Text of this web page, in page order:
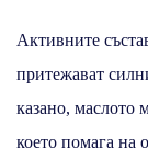
Активните
притежават
казано, маслото
което помага на